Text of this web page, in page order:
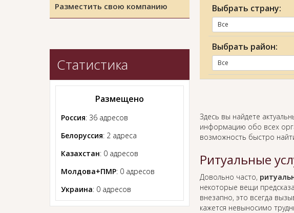
Выбрать страну:
Все
Выбрать район:
Все
Здесь вы найдете
информацию обо всех
возможность быстро
Ритуальные
Довольно часто,
некоторые вещи
внезапно, это всегда
кажется невыносимо
Разместить свою компанию
Статистика
Размещено
Россия: 36 адресов
Белоруссия: 2 адреса
Казахстан: 0 адресов
Молдова+ПМР: 0 адресов
Украина: 0 адресов